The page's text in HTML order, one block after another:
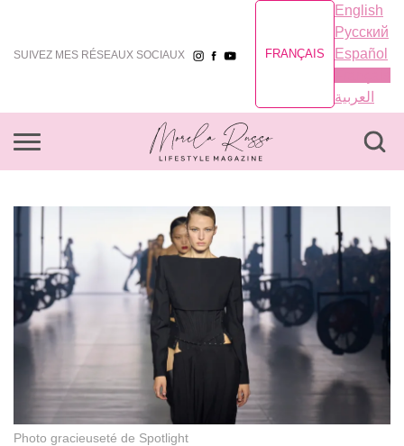
SUIVEZ MES RÉSEAUX SOCIAUX FRANÇAIS
English
Русский
Español
العربية
Photo gracieuseté de Spotlight